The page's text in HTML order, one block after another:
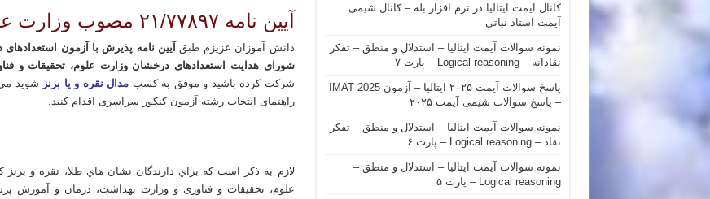
آیین نامه ۲۱/۷۷۸۹۷ مصوب وزارت علوم
دانش آموزان عزیزم طبق
شورای هدایت استعدادهای درخشان وزارت علوم، تحقیقات و
شرکت کرده باشید و موفق به کسب مدال نقره و یا برنز شوید
راهنمای انتخاب رشته آزمون کنکور سراسری اقدام کنید.
لازم به ذکر است که براي دارندگان نشان‌ هاي طلا، نقره و
علوم، تحقیقات و فناوری و وزارت بهداشت، درمان و آموزش
کانال آیمت ایتالیا در نرم افزار بله – کانال شیمی
آیمت استاد نباتی
نمونه سوالات آیمت ایتالیا – استدلال و منطق – تفکر
نقادانه – Logical reasoning – پارت ۷
پاسخ سوالات آیمت ۲۰۲۵ ایتالیا – آزمون IMAT 2025
– پاسخ سوالات شیمی آیمت ۲۰۲۵
نمونه سوالات آیمت ایتالیا – استدلال و منطق – تفکر
نقاد – Logical reasoning – پارت ۶
نمونه سوالات آیمت ایتالیا – استدلال و منطق –
Logical reasoning – پارت ۵